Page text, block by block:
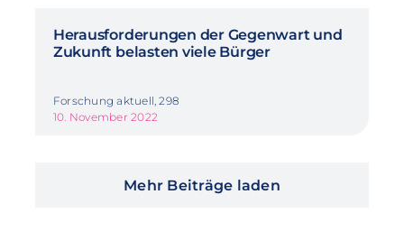
Herausforderungen der Gegenwart und
Zukunft belasten viele Bürger
Forschung aktuell, 298
10. November 2022
Mehr Beiträge laden